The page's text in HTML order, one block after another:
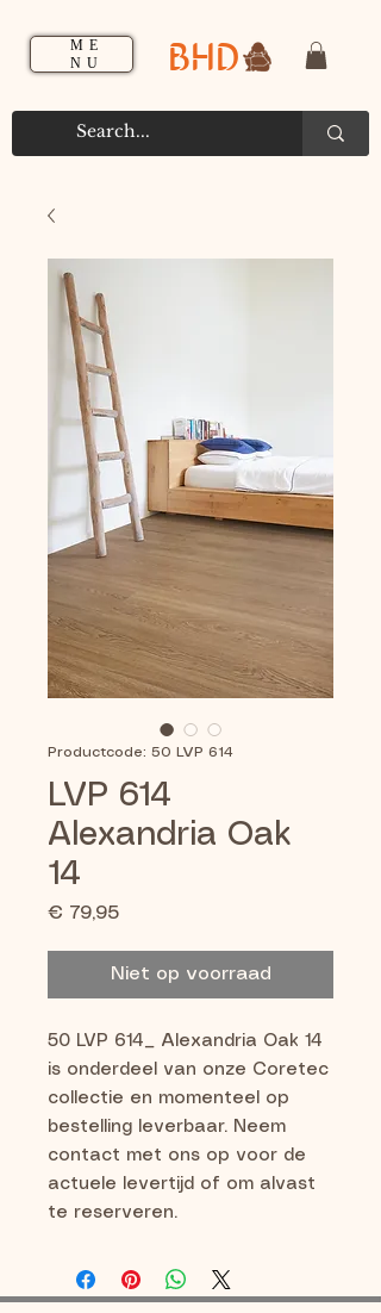
ME
NU
BHD
Productcode: 50 LVP 614
LVP 614
Alexandria Oak
14
€ 79,95Prijs
Niet op voorraad
50 LVP 614_ Alexandria Oak 14
is onderdeel van onze Coretec
collectie en momenteel op
bestelling leverbaar. Neem
contact met ons op voor de
actuele levertijd of om alvast
te reserveren.